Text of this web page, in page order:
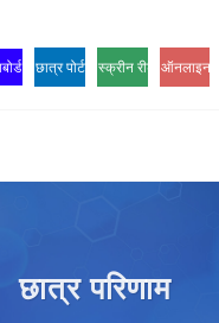
छात्र पोर्टल स्क्रीन रीडर एक्सेस
ऑनलाइन
छात्र परिणाम